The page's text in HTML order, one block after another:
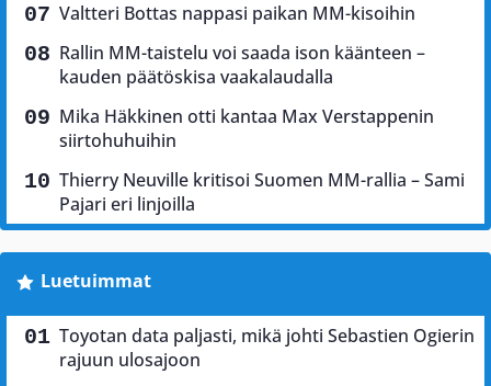
Valtteri Bottas nappasi paikan MM-kisoihin
Rallin MM-taistelu voi saada ison käänteen –
kauden päätöskisa vaakalaudalla
Mika Häkkinen otti kantaa Max Verstappenin
siirtohuhuihin
Thierry Neuville kritisoi Suomen MM-rallia – Sami
Pajari eri linjoilla
Luetuimmat
Toyotan data paljasti, mikä johti Sebastien Ogierin
rajuun ulosajoon